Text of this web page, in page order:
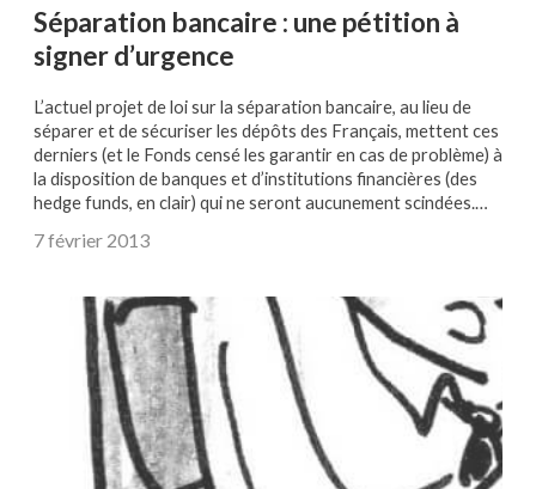
Séparation bancaire : une pétition à
signer d’urgence
L’actuel projet de loi sur la séparation bancaire, au lieu de
séparer et de sécuriser les dépôts des Français, mettent ces
derniers (et le Fonds censé les garantir en cas de problème) à
la disposition de banques et d’institutions financières (des
hedge funds, en clair) qui ne seront aucunement scindées.…
7 février 2013